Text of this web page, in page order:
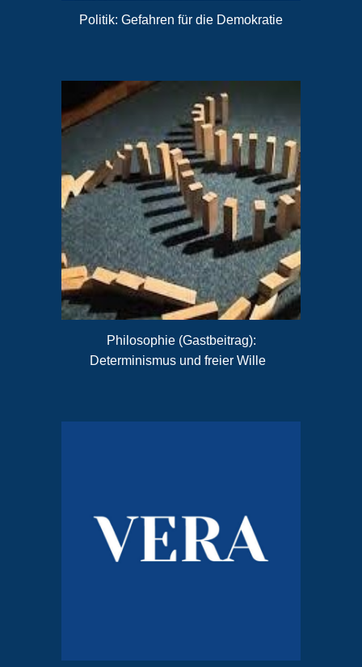
Politik: Gefahren für die Demokratie
Philosophie (Gastbeitrag):
Determinismus und freier Wille